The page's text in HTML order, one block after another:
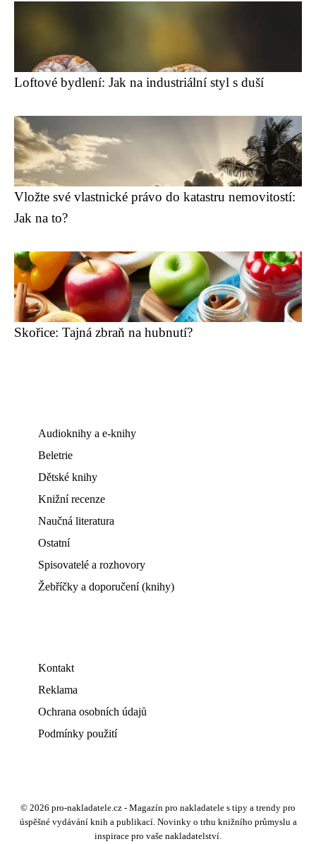
Loftové bydlení: Jak na industriální styl s duší
Vložte své vlastnické právo do katastru nemovitostí:
Jak na to?
Skořice: Tajná zbraň na hubnutí?
Audioknihy a e-knihy
Beletrie
Dětské knihy
Knižní recenze
Naučná literatura
Ostatní
Spisovatelé a rozhovory
Žebříčky a doporučení (knihy)
Kontakt
Reklama
Ochrana osobních údajů
Podmínky použití
© 2026 pro-nakladatele.cz - Magazín pro nakladatele s tipy a trendy pro
úspěšné vydávání knih a publikací. Novinky o trhu knižního průmyslu a
inspirace pro vaše nakladatelství.